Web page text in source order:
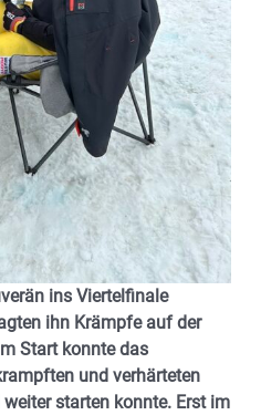
ins Viertelfinale
ihn Krämpfe auf der
Start konnte das
und verhärteten
starten konnte. Erst im